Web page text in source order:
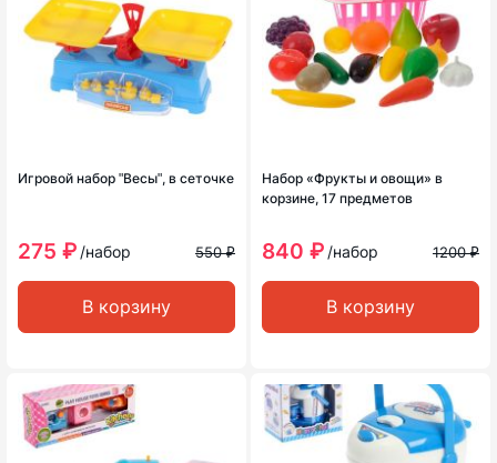
Игровой набор ʺВесыʺ, в сеточке
275 ₽ /набор 550 ₽
В корзину
Набор «Фрукты и овощи» в
корзине, 17 предметов
840 ₽ /набор 1200 ₽
В корзину